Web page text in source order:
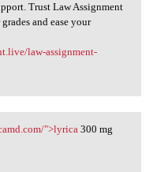
Trust Law Assignment
and ease your
law-assignment-
">lyrica 300 mg